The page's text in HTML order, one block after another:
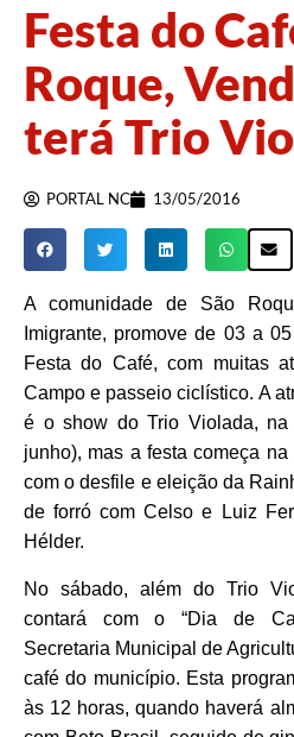
Festa do
Roque,
terá Trio
PORTAL NC 13/05/2016
A comunidade de São
Imigrante, promove de 03 a
Festa do Café, com muitas
Campo e passeio ciclístico. A
é o show do Trio Violada,
junho), mas a festa começa
com o desfile e eleição da
de forró com Celso e Luiz
Hélder.
No sábado, além do Trio
contará com o “Dia de
Secretaria Municipal de
café do município. Esta
às 12 horas, quando haverá